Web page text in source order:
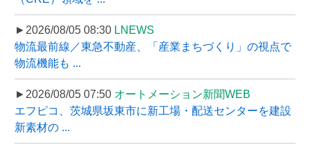
►2026/08/05 08:30 LNEWS
物流最前線／東急不動産、「産業まちづくり」の視点で
物流機能も ...
►2026/08/05 07:50 オートメーション新聞WEB
エフピコ、茨城県坂東市に新工場・配送センターを建設
新素材の ...